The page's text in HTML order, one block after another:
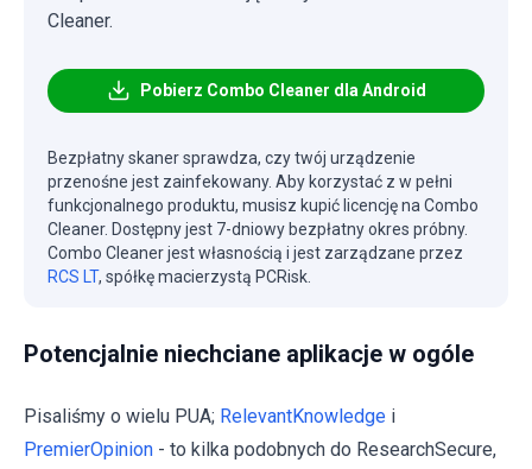
Cleaner.
Pobierz Combo Cleaner dla Android
Bezpłatny skaner sprawdza, czy twój urządzenie
przenośne jest zainfekowany. Aby korzystać z w pełni
funkcjonalnego produktu, musisz kupić licencję na Combo
Cleaner. Dostępny jest 7-dniowy bezpłatny okres próbny.
Combo Cleaner jest własnością i jest zarządzane przez
RCS LT, spółkę macierzystą PCRisk.
Potencjalnie niechciane aplikacje w ogóle
Pisaliśmy o wielu PUA; RelevantKnowledge i
PremierOpinion - to kilka podobnych do ResearchSecure,